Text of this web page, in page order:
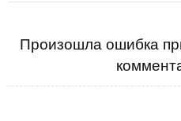
Произошла ошибка